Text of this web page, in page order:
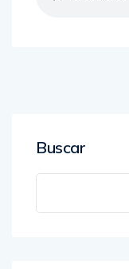
Buscar